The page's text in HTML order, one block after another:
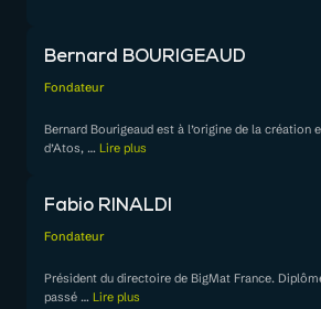
Bernard BOURIGEAUD
Fondateur
Bernard Bourigeaud est à l’origine de la création
d’Atos, … Lire plus
Fabio RINALDI
Fondateur
Président du directoire de BigMat France.
passé … Lire plus